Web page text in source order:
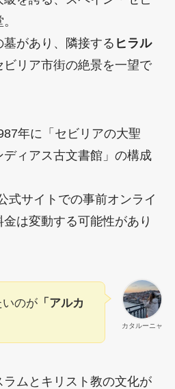
があり、隣接する ヒラル
リア市街の絶景を一望で
年に「セビリアの大聖
ィアス古文書館」の構成
式サイトでの事前オンライ
は変動する可能性があり
カタルーニャ
いのが「アルカ
ラムとキリスト教の文化が